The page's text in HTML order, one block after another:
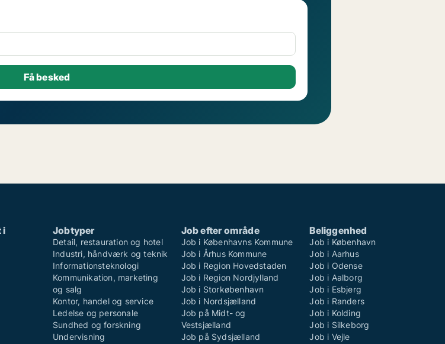
i
Jobtyper
Detail, restauration og hotel
Industri, håndværk og teknik
Informationsteknologi
Kommunikation, marketing
og salg
Kontor, handel og service
Ledelse og personale
Sundhed og forskning
Undervisning
Job efter område
Job i Københavns Kommune
Job i Århus Kommune
Job i Region Hovedstaden
Job i Region Nordjylland
Job i Storkøbenhavn
Job i Nordsjælland
Job på Midt- og
Vestsjælland
Job på Sydsjælland
Beliggenhed
Job i København
Job i Aarhus
Job i Odense
Job i Aalborg
Job i Esbjerg
Job i Randers
Job i Kolding
Job i Silkeborg
Job i Vejle